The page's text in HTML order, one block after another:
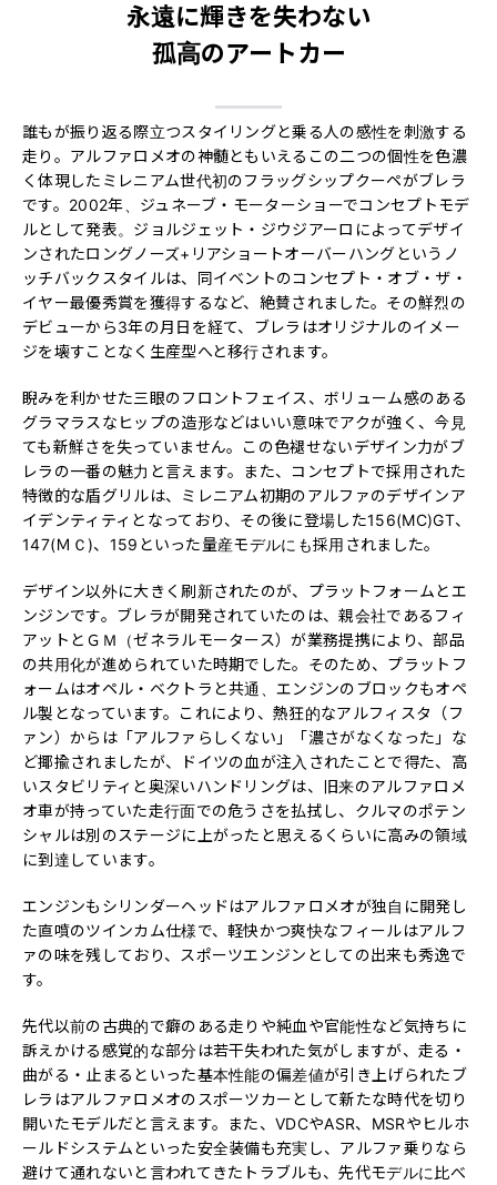
永遠に輝きを失わない
孤高のアートカー
誰もが振り返る際立つスタイリングと乗る人の感性を刺激する
走り。アルファロメオの神髄ともいえるこの二つの個性を色濃
く体現したミレニアム世代初のフラッグシップクーペがブレラ
です。2002年、ジュネーブ・モーターショーでコンセプトモデ
ルとして発表。ジョルジェット・ジウジアーロによってデザイ
ンされたロングノーズ+リアショートオーバーハングというノ
ッチバックスタイルは、同イベントのコンセプト・オブ・ザ・
イヤー最優秀賞を獲得するなど、絶賛されました。その鮮烈の
デビューから3年の月日を経て、ブレラはオリジナルのイメー
ジを壊すことなく生産型へと移行されます。
睨みを利かせた三眼のフロントフェイス、ボリューム感のある
グラマラスなヒップの造形などはいい意味でアクが強く、今見
ても新鮮さを失っていません。この色褪せないデザイン力がブ
レラの一番の魅力と言えます。また、コンセプトで採用された
特徴的な盾グリルは、ミレニアム初期のアルファのデザインア
イデンティティとなっており、その後に登場した156(MC)GT、
147(ＭＣ)、159といった量産モデルにも採用されました。
デザイン以外に大きく刷新されたのが、プラットフォームとエ
ンジンです。ブレラが開発されていたのは、親会社であるフィ
アットとＧＭ（ゼネラルモータース）が業務提携により、部品
の共用化が進められていた時期でした。そのため、プラットフ
ォームはオペル・ベクトラと共通、エンジンのブロックもオペ
ル製となっています。これにより、熱狂的なアルフィスタ（フ
ァン）からは「アルファらしくない」「濃さがなくなった」な
ど揶揄されましたが、ドイツの血が注入されたことで得た、高
いスタビリティと奥深いハンドリングは、旧来のアルファロメ
オ車が持っていた走行面での危うさを払拭し、クルマのポテン
シャルは別のステージに上がったと思えるくらいに高みの領域
に到達しています。
エンジンもシリンダーヘッドはアルファロメオが独自に開発し
た直噴のツインカム仕様で、軽快かつ爽快なフィールはアルフ
ァの味を残しており、スポーツエンジンとしての出来も秀逸で
す。
先代以前の古典的で癖のある走りや純血や官能性など気持ちに
訴えかける感覚的な部分は若干失われた気がしますが、走る・
曲がる・止まるといった基本性能の偏差値が引き上げられたブ
レラはアルファロメオのスポーツカーとして新たな時代を切り
開いたモデルだと言えます。また、VDCやASR、MSRやヒルホ
ールドシステムといった安全装備も充実し、アルファ乗りなら
避けて通れないと言われてきたトラブルも、先代モデルに比べ